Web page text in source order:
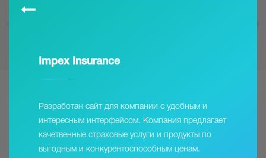
Impex Insurance
Разработан сайт для компании с удобным и
интересным интерфейсом. Компания предлагает
качетвенные страховые услуги и продукты по
выгодным и конкурентоспособным ценам.